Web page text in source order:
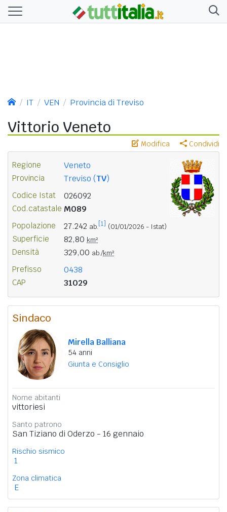
IT VEN Provincia di Treviso
Vittorio Veneto
Modifica Condividi
Regione Veneto
Provincia Treviso (TV)
Codice Istat 026092
Cod.catastale M089
Popolazione 27.242 ab. [1] (01/01/2026 - Istat)
Superficie 82,80 km²
Densità 329,00 ab./km²
Prefisso 0438
CAP 31029
Sindaco
Mirella Balliana
54 anni
Giunta e Consiglio
Nome abitanti
vittoriesi
Santo patrono
San Tiziano di Oderzo - 16 gennaio
Rischio sismico
1
Zona climatica
E